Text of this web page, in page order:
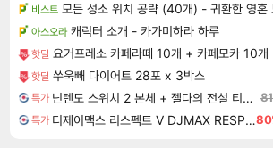
비스트 모든 성소 위치 공략 (40개) - 귀환한 영혼
아스오라 캐릭터 소개 - 카가미하라 하루
핫딜 요거프레소 카페라떼 10개 + 카페모카 10개
핫딜 쑤욱빼 다이어트 28포 x 3박스
특가 닌텐도 스위치 2 본체 + 젤다의 전설 티어스 오브 더 킹덤 닌텐도 스위치 2 에디션 + 젤다의 전설 브레스 오브 더 와일드 닌텐도 스위치 2 에디션 번들
특가 디제이맥스 리스펙트 V DJMAX RESPECT V